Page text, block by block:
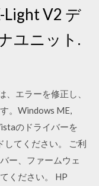
Light V2 デ
ユニット.
、エラーを修正し、
。Windows ME,
のドライバーを
してください。 ご利
ー、ファームウェ
ください。 HP